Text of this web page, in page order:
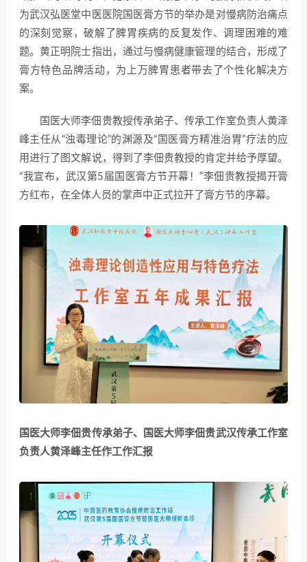
为武汉弘医堂中医医院国医膏方节的举办是对慢病防治痛点
的深刻觉察，破解了脾胃疾病的反复发作、调理困难的难
题。黄正明院士指出，通过与慢病健康管理的结合，形成了
膏方特色品牌活动，为上万脾胃患者带去了个性化解决方
案。
国医大师李佃贵教授传承弟子、传承工作室负责人黄泽
峰主任从“浊毒理论”的渊源及“国医膏方精准治胃”疗法的应
用进行了图文解说，得到了李佃贵教授的肯定并给予厚望。
“我宣布，武汉第5届国医膏方节开幕！”李佃贵教授揭开膏
方红布，在全体人员的掌声中正式拉开了膏方节的序幕。
国医大师李佃贵传承弟子、国医大师李佃贵武汉传承工作室
负责人黄泽峰主任作工作汇报